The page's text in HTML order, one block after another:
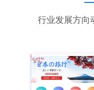
行业发展方向